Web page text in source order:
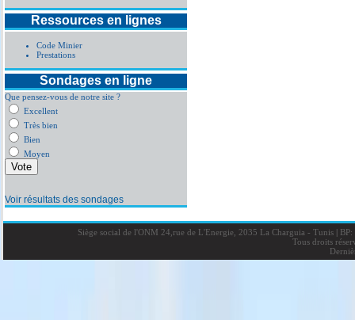
Ressources en lignes
Code Minier
Prestations
Sondages en ligne
Que pensez-vous de notre site ?
Excellent
Très bien
Bien
Moyen
Voir résultats des sondages
Siège social de l'ONM 24,rue de L'Energie, 2035 La Charguia - Tunis |BP:
Tous droits